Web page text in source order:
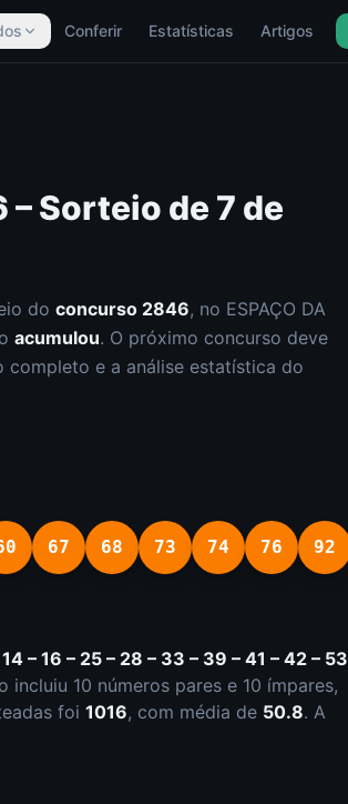
Conferir Estatísticas Artigos
– Sorteio de 7 de
do concurso 2846, no ESPAÇO DA
acumulou. O próximo concurso deve
e a análise estatística do
67 68 73 74 76 92
14 – 16 – 25 – 28 – 33 – 39 – 41 – 42 – 53
incluiu 10 números pares e 10 ímpares,
foi 1016, com média de 50.8. A